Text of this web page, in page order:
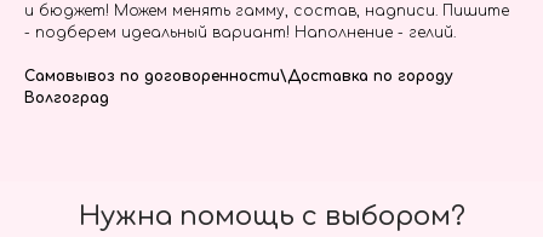
и бюджет! Можем менять гамму, состав, надписи. Пишите
- подберем идеальный вариант! Наполнение - гелий.
Самовывоз по договоренности\Доставка по городу
Волгоград
Нужна помощь с выбором?